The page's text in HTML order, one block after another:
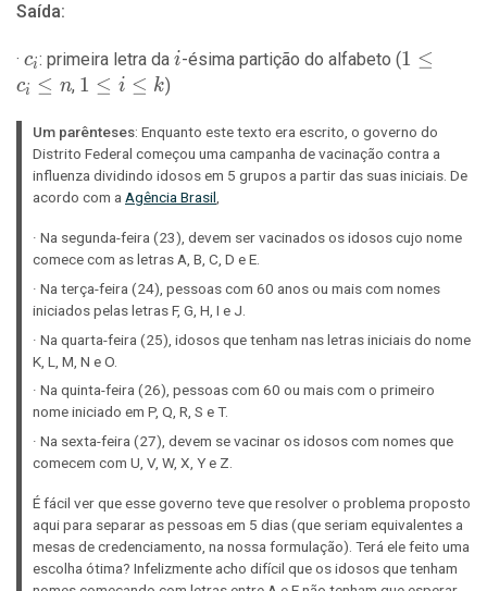
Saída:
c_i
ci: primeira letra da i
i-ésima partição do alfabeto (1
\leq
n
1 ≤
ci ≤ n, 1
i
\leq
k
1 ≤ i ≤ k)
Um parênteses: Enquanto este texto era escrito, o governo do
Distrito Federal começou uma campanha de vacinação contra a
influenza dividindo idosos em 5 grupos a partir das suas iniciais. De
acordo com a Agência Brasil
Na segunda-feira (23), devem ser vacinados os idosos cujo nome
comece com as letras A, B, C, D e E.
Na terça-feira (24), pessoas com 60 anos ou mais com nomes
iniciados pelas letras F, G, H, I e J.
Na quarta-feira (25), idosos que tenham nas letras iniciais do nome
K, L, M, N e O.
Na quinta-feira (26), pessoas com 60 ou mais com o primeiro
nome iniciado em P, Q, R, S e T.
Na sexta-feira (27), devem se vacinar os idosos com nomes que
comecem com U, V, W, X, Y e Z.
É fácil ver que esse governo teve que resolver o problema proposto
aqui para separar as pessoas em 5 dias (que seriam equivalentes a
mesas de credenciamento, na nossa formulação). Terá ele feito uma
escolha ótima? Infelizmente acho difícil que os idosos que tenham